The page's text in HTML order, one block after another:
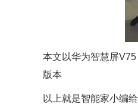
本文以华为智慧屏
版本
以上就是智能家小编